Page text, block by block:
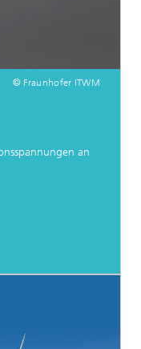
© Fraunhofer ITWM
an